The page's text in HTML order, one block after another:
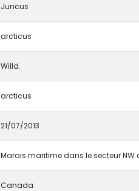
Juncus
arcticus
Willd.
arcticus
21/07/2013
Marais maritime dans le secteur NW
Canada